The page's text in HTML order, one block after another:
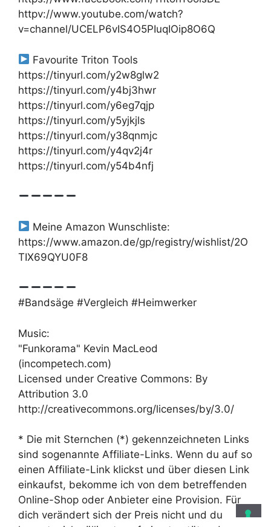
httpv://www.youtube.com/watch?
v=channel/UCELP6vIS4O5PIuqIOip8O6Q
Favourite Triton Tools
https://tinyurl.com/y2w8glw2
https://tinyurl.com/y4bj3hwr
https://tinyurl.com/y6eg7qjp
https://tinyurl.com/y5yjkjls
https://tinyurl.com/y38qnmjc
https://tinyurl.com/y4qv2j4r
https://tinyurl.com/y54b4nfj
Meine Amazon Wunschliste:
https://www.amazon.de/gp/registry/wishlist/2O
TIX69QYU0F8
#Bandsäge #Vergleich #Heimwerker
Music:
"Funkorama" Kevin MacLeod
(incompetech.com)
Licensed under Creative Commons: By
Attribution 3.0
http://creativecommons.org/licenses/by/3.0/
* Die mit Sternchen (*) gekennzeichneten Links
sind sogenannte Affiliate-Links. Wenn du auf so
einen Affiliate-Link klickst und über diesen Link
einkaufst, bekomme ich von dem betreffenden
Online-Shop oder Anbieter eine Provision. Für
dich verändert sich der Preis nicht und du